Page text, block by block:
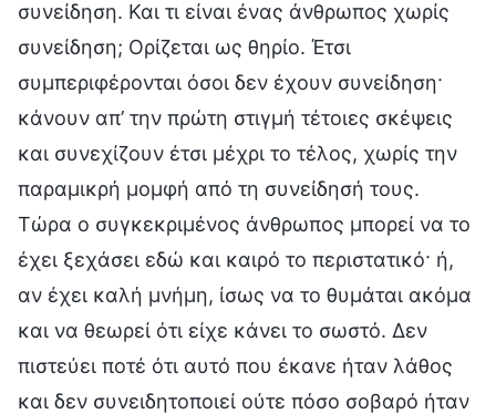
συνείδηση. Και τι είναι ένας άνθρωπος χωρίς
συνείδηση; Ορίζεται ως θηρίο. Έτσι
συμπεριφέρονται όσοι δεν έχουν συνείδηση·
κάνουν απ’ την πρώτη στιγμή τέτοιες σκέψεις
και συνεχίζουν έτσι μέχρι το τέλος, χωρίς την
παραμικρή μομφή από τη συνείδησή τους.
Τώρα ο συγκεκριμένος άνθρωπος μπορεί να το
έχει ξεχάσει εδώ και καιρό το περιστατικό· ή,
αν έχει καλή μνήμη, ίσως να το θυμάται ακόμα
και να θεωρεί ότι είχε κάνει το σωστό. Δεν
πιστεύει ποτέ ότι αυτό που έκανε ήταν λάθος
και δεν συνειδητοποιεί ούτε πόσο σοβαρό ήταν